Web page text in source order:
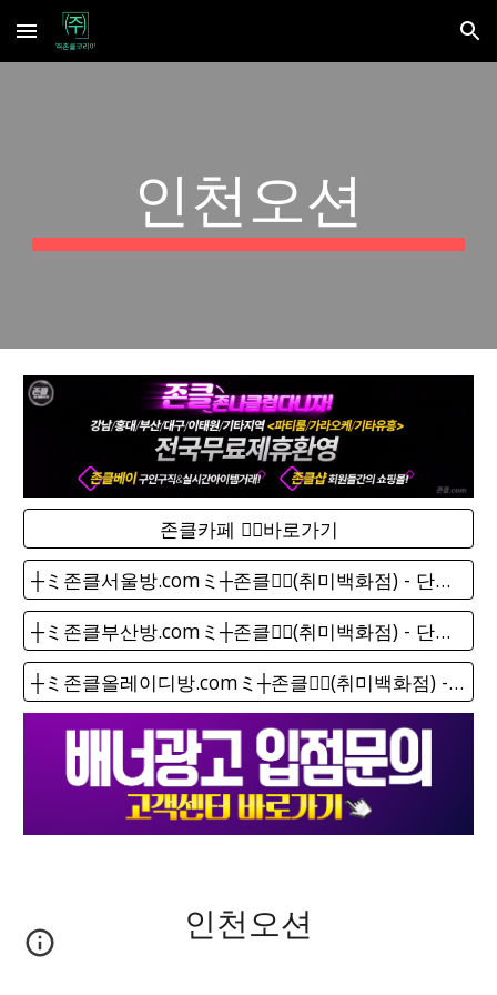
Skip to main content Skip to navigation
인천오션
존클카페 ❤️‍🔥바로가기
┼ミ존클서울방.comミ┼존클❤️‍🔥(취미백화점) - 단톡방
┼ミ존클부산방.comミ┼존클❤️‍🔥(취미백화점) - 단톡방
┼ミ존클올레이디방.comミ┼존클❤️‍🔥(취미백화점) - 단톡방
인천오션